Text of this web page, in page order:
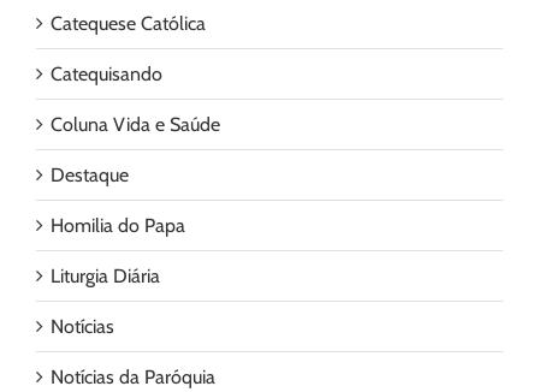
Catequese Católica
Catequisando
Coluna Vida e Saúde
Destaque
Homilia do Papa
Liturgia Diária
Notícias
Notícias da Paróquia